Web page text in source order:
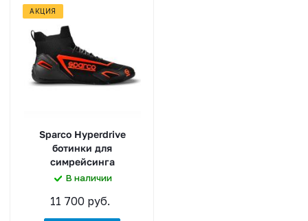
АКЦИЯ
Sparco Hyperdrive
ботинки для
симрейсинга
В наличии
11 700 руб.